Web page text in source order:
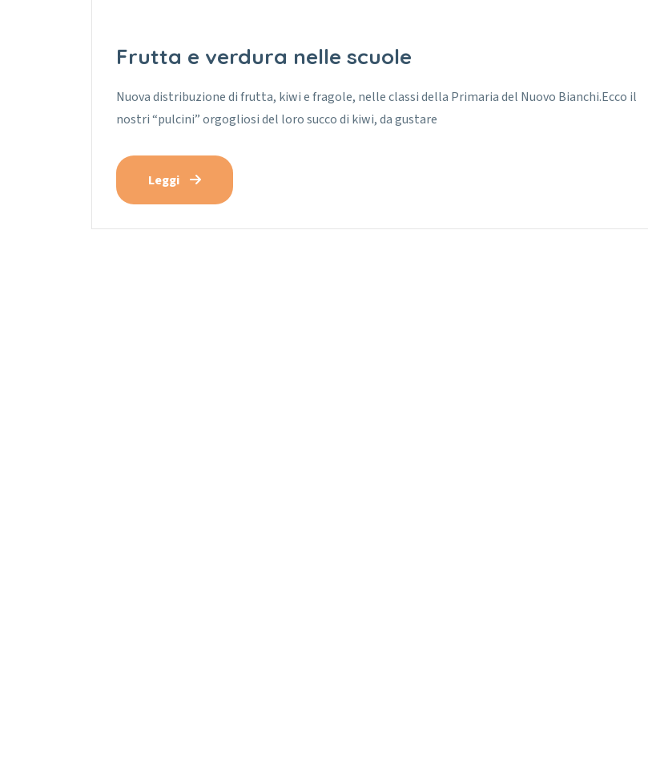
Frutta e verdura nelle scuole
Nuova distribuzione di frutta, kiwi e fragole, nelle classi della Primaria del Nuovo Bianchi.Ecco il
nostri “pulcini” orgogliosi del loro succo di kiwi, da gustare
Leggi